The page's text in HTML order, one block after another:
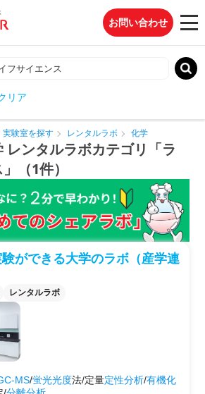
お問い合わせ
リア
実験室を探す レンタルラボ 化学
レンタルラボカテゴリ「ラ
（1件）
験ができる大学のラボ（産学連
レンタルラボ
MS/蛍光光度法/定量定性分析/有機化